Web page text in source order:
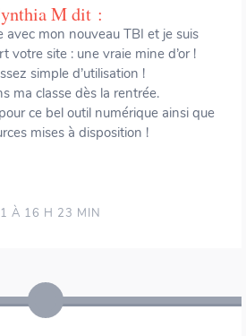
Mdit :
avec mon nouveau TBI et je suis
votre site : une vraie mine d’or !
simple d’utilisation !
ma classe dès la rentrée.
ce bel outil numérique ainsi que
mises à disposition !
À 16 H 23 MIN